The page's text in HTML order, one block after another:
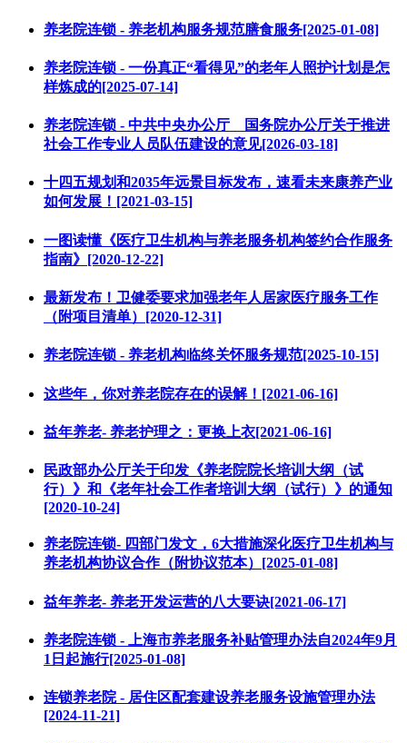
养老院连锁 - 养老机构服务规范膳食服务[2025-01-08]
养老院连锁 - 一份真正“看得见”的老年人照护计划是怎
样炼成的[2025-07-14]
养老院连锁 - 中共中央办公厅 国务院办公厅关于推进
社会工作专业人员队伍建设的意见[2026-03-18]
十四五规划和2035年远景目标发布，速看未来康养产业
如何发展！[2021-03-15]
一图读懂《医疗卫生机构与养老服务机构签约合作服务
指南》[2020-12-22]
最新发布！卫健委要求加强老年人居家医疗服务工作
（附项目清单）[2020-12-31]
养老院连锁 - 养老机构临终关怀服务规范[2025-10-15]
这些年，你对养老院存在的误解！[2021-06-16]
益年养老- 养老护理之：更换上衣[2021-06-16]
民政部办公厅关于印发《养老院院长培训大纲（试
行）》和《老年社会工作者培训大纲（试行）》的通知
[2020-10-24]
养老院连锁- 四部门发文，6大措施深化医疗卫生机构与
养老机构协议合作（附协议范本）[2025-01-08]
益年养老- 养老开发运营的八大要诀[2021-06-17]
养老院连锁 - 上海市养老服务补贴管理办法自2024年9月
1日起施行[2025-01-08]
连锁养老院 - 居住区配套建设养老服务设施管理办法
[2024-11-21]